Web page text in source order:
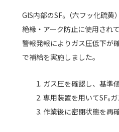
GIS内部のSF₆（六フッ化硫
絶縁・アーク防止に使用されて
警報発報によりガス圧低下が
で補給を実施しました。
ガス圧を確認し、基準
専用装置を用いてSF₆
作業後に密閉状態を再